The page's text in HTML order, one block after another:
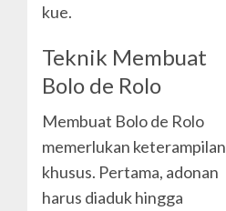
kue.
Teknik Membuat
Bolo de Rolo
Membuat Bolo de Rolo
memerlukan keterampilan
khusus. Pertama, adonan
harus diaduk hingga